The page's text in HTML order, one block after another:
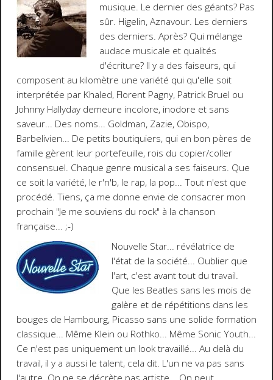
musique. Le dernier des géants? Pas
sûr. Higelin, Aznavour. Les derniers
des derniers. Après? Qui mélange
audace musicale et qualités
d'écriture? Il y a des faiseurs, qui
composent au kilomètre une variété qui qu'elle soit
interprétée par Khaled, Florent Pagny, Patrick Bruel ou
Johnny Hallyday demeure incolore, inodore et sans
saveur... Des noms... Goldman, Zazie, Obispo,
Barbelivien... De petits boutiquiers, qui en bon pères de
famille gèrent leur portefeuille, rois du copier/coller
consensuel. Chaque genre musical a ses faiseurs. Que
ce soit la variété, le r'n'b, le rap, la pop... Tout n'est que
procédé. Tiens, ça me donne envie de consacrer mon
prochain "Je me souviens du rock" à la chanson
française... ;-)
Nouvelle Star... révélatrice de
l'état de la société... Oublier que
l'art, c'est avant tout du travail.
Que les Beatles sans les mois de
galère et de répétitions dans les
bouges de Hambourg, Picasso sans une solide formation
classique... Même Klein ou Rothko... Même Sonic Youth...
Ce n'est pas uniquement un look travaillé... Au delà du
travail, il y a aussi le talent, cela dit. L'un ne va pas sans